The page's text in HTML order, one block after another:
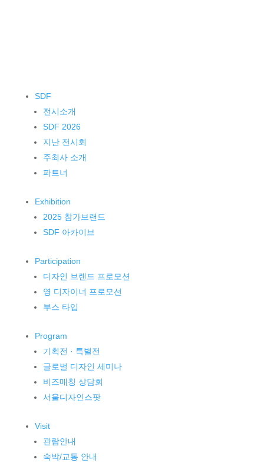
SDF
전시소개
SDF 2026
지난 전시회
주최사 소개
파트너
Exhibition
2025 참가브랜드
SDF 아카이브
Participation
디자인 브랜드 프로모션
영 디자이너 프로모션
부스 타입
Program
기획전 · 특별전
글로벌 디자인 세미나
비즈매칭 상담회
서울디자인스팟
Visit
관람안내
숙박/교통 안내